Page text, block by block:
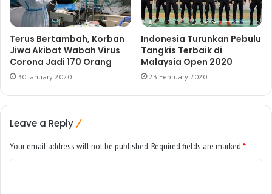
Terus Bertambah, Korban
Jiwa Akibat Wabah Virus
Corona Jadi 170 Orang
30 January 2020
Indonesia Turunkan Pebulu
Tangkis Terbaik di
Malaysia Open 2020
23 February 2020
Leave a Reply
Your email address will not be published.Required fields are marked *